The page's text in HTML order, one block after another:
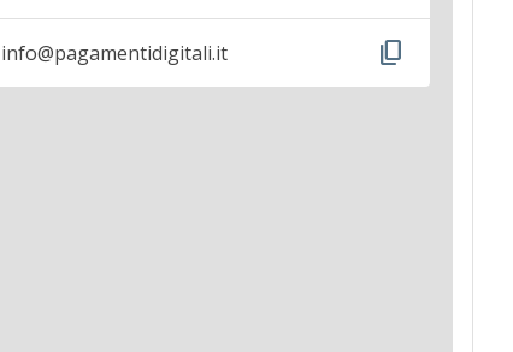
info@pagamentidigitali.it content_copy